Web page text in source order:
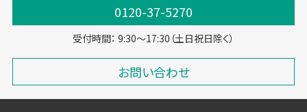
0120-37-5270
受付時間： 9:30～17:30（土日祝日除く）
お問い合わせ